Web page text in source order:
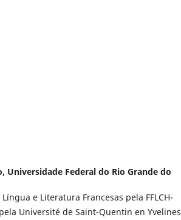
Universidade Federal do Rio Grande do
e Literatura Francesas pela FFLCH-
Université de Saint-Quentin en Yvelines